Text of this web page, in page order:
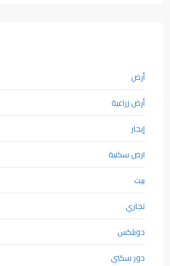
أرض
أرض زراعية
إيجار
ارض سكنية
بيت
تجاري
دوبلكس
دور سكني